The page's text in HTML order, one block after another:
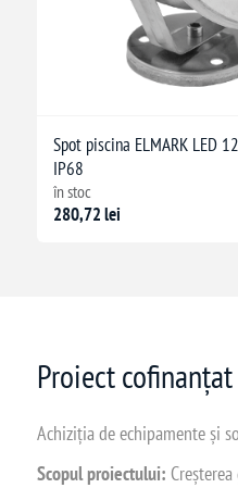
Spot piscina ELMARK LED
IP68
în stoc
280,72 lei
Proiect
Achiziția de echipamente și
Scopul proiectului: